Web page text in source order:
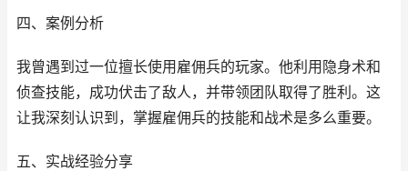
四、案例分析
我曾遇到过一位擅长使用雇佣兵的玩家。他利用隐身术和
侦查技能，成功伏击了敌人，并带领团队取得了胜利。这
让我深刻认识到，掌握雇佣兵的技能和战术是多么重要。
五、实战经验分享